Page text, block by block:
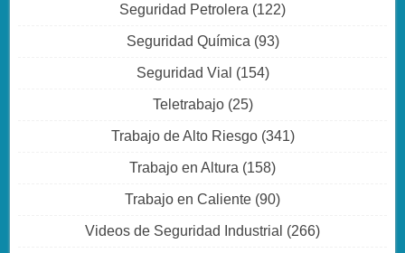
Seguridad Petrolera (122)
Seguridad Química (93)
Seguridad Vial (154)
Teletrabajo(25)
Trabajo de Alto Riesgo(341)
Trabajo en Altura (158)
Trabajo en Caliente (90)
Videos de Seguridad Industrial (266)